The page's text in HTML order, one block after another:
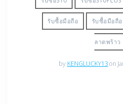
รับซื้อมือถือ รับซื้อมือถื
ลาดพร้าว
by KENGLUCKY13on